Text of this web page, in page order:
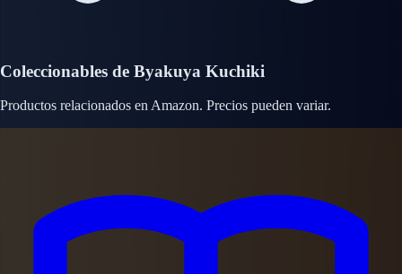
Coleccionables de Byakuya Kuchiki
Productos relacionados en Amazon. Precios pueden variar.